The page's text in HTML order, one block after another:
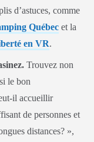
d’astuces, comme
Québecet la
en VR.
Trouvez non
le bon
il accueillir
de personnes et
distances? »,